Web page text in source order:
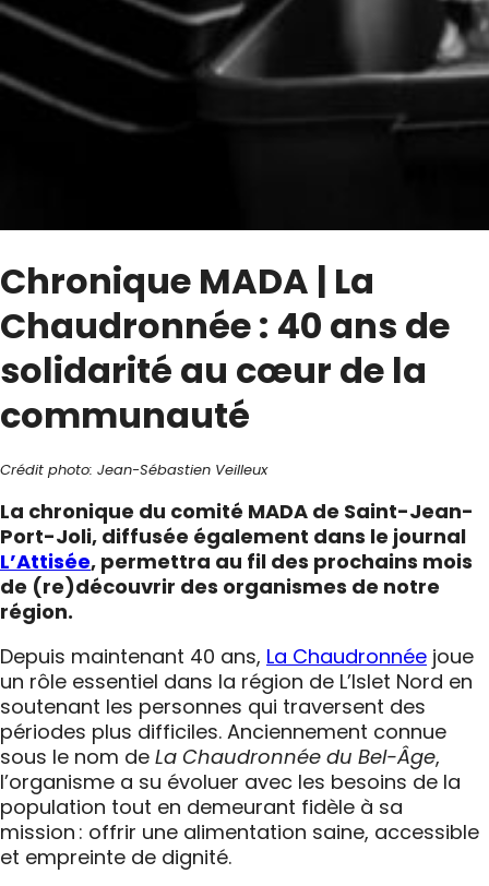
Chronique MADA | La
Chaudronnée : 40 ans de
solidarité au cœur de la
communauté
Crédit photo: Jean-Sébastien Veilleux
La chronique du comité MADA de Saint-Jean-
Port-Joli, diffusée également dans le journal
L’Attisée, permettra au fil des prochains mois
de (re)découvrir des organismes de notre
région.
Depuis maintenant 40 ans, La Chaudronnée joue
un rôle essentiel dans la région de L’Islet Nord en
soutenant les personnes qui traversent des
périodes plus difficiles. Anciennement connue
sous le nom de La Chaudronnée du Bel-Âge,
l’organisme a su évoluer avec les besoins de la
population tout en demeurant fidèle à sa
mission : offrir une alimentation saine, accessible
et empreinte de dignité.